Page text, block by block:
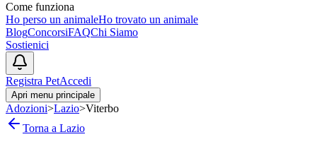
Come funziona
Ho perso un animaleHo trovato un animale
BlogConcorsiFAQChi Siamo
Sostienici
Registra PetAccedi
Apri menu principale
Adozioni>Lazio>Viterbo
Torna a Lazio